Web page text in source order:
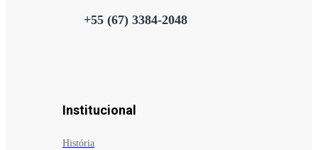
+55 (67) 3384-2048
Institucional
História